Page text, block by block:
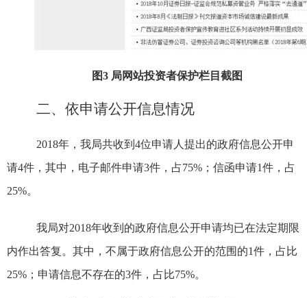
图3 局网站投资者保护栏目截图
二、依申请公开信息情况
2018年，我局共收到 4位申请人提出的政府信息公开申
请4件，其中，电子邮件申请3件，占75%；信函申请1件，占
25%。
我局对2018年收到的政府信息公开申请均已在法定期限
内作出答复。其中，不属于政府信息公开的范围的1件，占比
25%；申请信息不存在的3件，占比75%。